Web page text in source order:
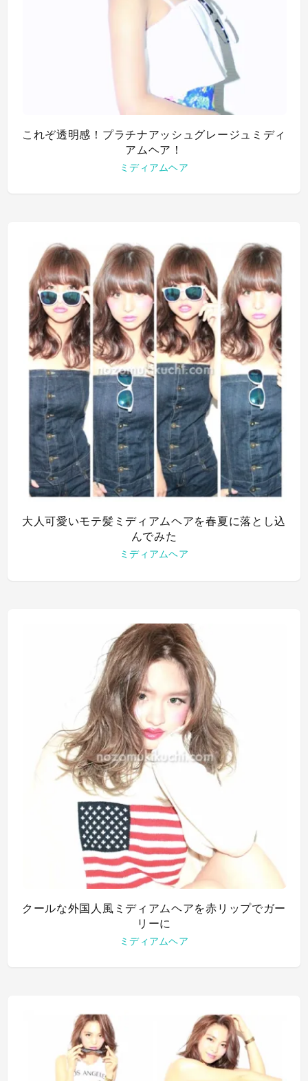
これぞ透明感！プラチナアッシュグレージュミディ
アムヘア！
ミディアムヘア
大人可愛いモテ髪ミディアムヘアを春夏に落とし込
んでみた
ミディアムヘア
クールな外国人風ミディアムヘアを赤リップでガー
リーに
ミディアムヘア